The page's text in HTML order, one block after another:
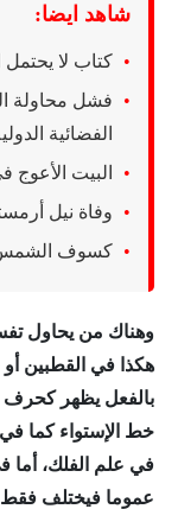
شاهد ايضا:
كتاب لا يحتمل
فشل محاولة
الفضائية
البيت
وفاة نيل
كسوف الشمس
وهناك من يحاول
هكذا في القطبين أو
خط الإستواء كما
في علم الفلك، أما
عموما فيختلف فقط